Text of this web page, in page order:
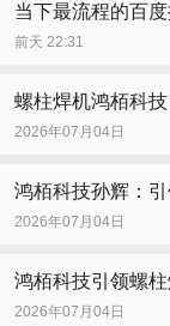
当下最流程的百
前天 22:31
螺柱焊机鸿栢科
2026年07月04日
鸿栢科技孙辉：
2026年07月04日
鸿栢科技引领螺
2026年07月04日